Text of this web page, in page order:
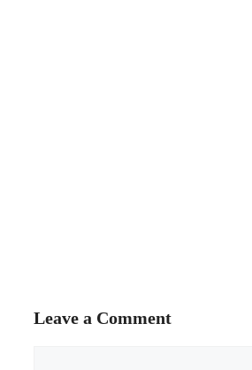
Leave a Comment